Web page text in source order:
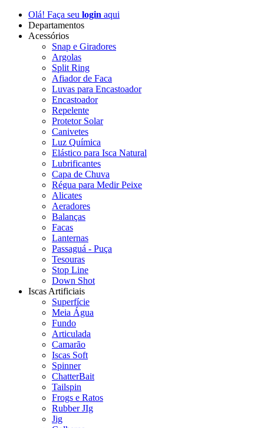
Olá! Faça seu login aqui
Departamentos
Acessórios
Snap e Giradores
Argolas
Split Ring
Afiador de Faca
Luvas para Encastoador
Encastoador
Repelente
Protetor Solar
Canivetes
Luz Química
Elástico para Isca Natural
Lubrificantes
Capa de Chuva
Régua para Medir Peixe
Alicates
Aeradores
Balanças
Facas
Lanternas
Passaguá - Puça
Tesouras
Stop Line
Down Shot
Iscas Artificiais
Superfície
Meia Água
Fundo
Articulada
Camarão
Iscas Soft
Spinner
ChatterBait
Tailspin
Frogs e Ratos
Rubber JIg
Jig